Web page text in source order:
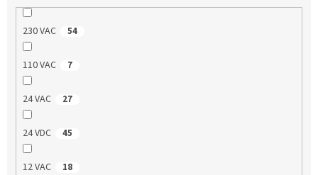
230 VAC 54
110 VAC 7
24 VAC 27
24 VDC 45
12 VAC 18